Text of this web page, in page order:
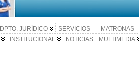
DPTO. JURÍDICO SERVICIOS MATRONAS
INSTITUCIONAL NOTICIAS MULTIMEDIA